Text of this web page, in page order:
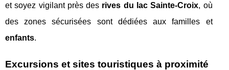
et soyez vigilant près des rives du lac Sainte-Croix, où
des zones sécurisées sont dédiées aux familles et
enfants.
Excursions et sites touristiques à proximité